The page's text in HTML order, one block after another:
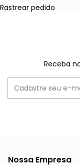
Rastrear pedido
Receba
Nossa Empresa